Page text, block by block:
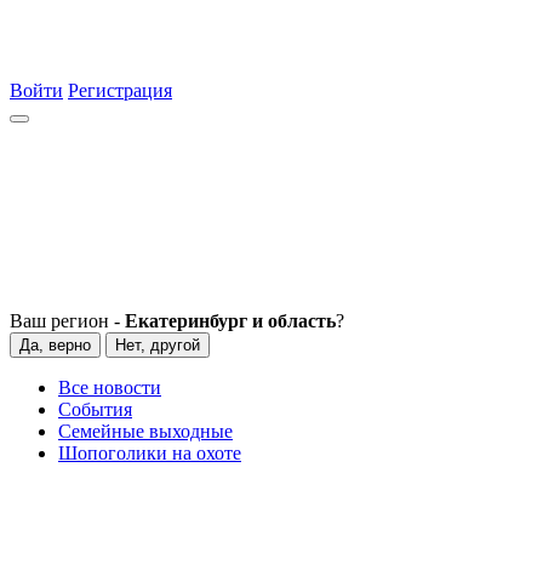
Войти Регистрация
Ваш регион - Екатеринбург и область?
Да, верно Нет, другой
Все новости
События
Семейные выходные
Шопоголики на охоте